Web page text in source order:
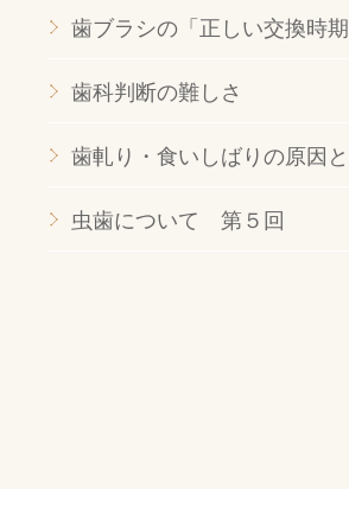
歯ブラシの「正しい交換時
歯科判断の難しさ
歯軋り・食いしばりの原因
虫歯について 第５回